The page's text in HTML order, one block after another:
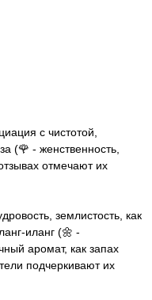
с чистотой,
(🌹 - женственность,
отмечают их
землистость, как
иланг (🌼 -
аромат, как запах
подчеркивают их